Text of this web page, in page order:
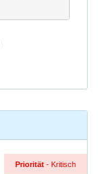
Priorität - Kritisch